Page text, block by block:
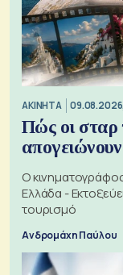
ΑΚΙΝΗΤΑ
Πώς οι σταρ
Ο
Ελλάδα -
τουρισμό
Ανδρομάχη Παύλου